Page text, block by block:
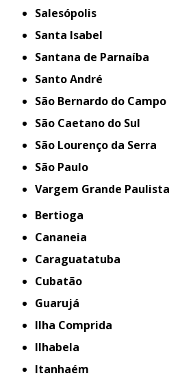
Salesópolis
Santa Isabel
Santana de Parnaíba
Santo André
São Bernardo do Campo
São Caetano do Sul
São Lourenço da Serra
São Paulo
Vargem Grande Paulista
Bertioga
Cananeia
Caraguatatuba
Cubatão
Guarujá
Ilha Comprida
Ilhabela
Itanhaém